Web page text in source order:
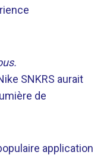
SNKRS aurait
de
application